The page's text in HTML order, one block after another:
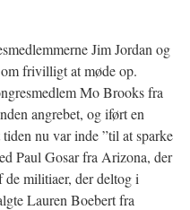
Jim Jordan og
frivilligt at møde op.
Mo Brooks fra
angrebet, og iført en
nu var inde ”til at sparke
Paul Gosar fra Arizona, der
militiaer, der deltog i
Lauren Boebert fra